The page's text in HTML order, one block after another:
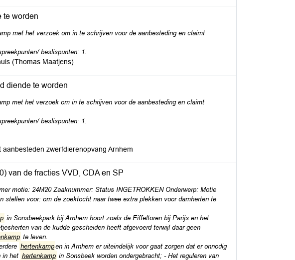
te worden
met het verzoek om in te schrijven voor de aanbesteding en claimt
beslispunten: 1.
(Thomas Maatjens)
diende te worden
met het verzoek om in te schrijven voor de aanbesteding en claimt
beslispunten: 1.
zwerfdierenopvang Arnhem
van de fracties VVD, CDA en SP
motie: 24M20 Zaaknummer: Status INGETROKKEN Onderwerp: Motie
stellen voor: om de zoektocht naar twee extra plekken voor damherten te
in Sonsbeekpark bij Arnhem hoort zoals de Eiffeltoren bij Parijs en het
van de kudde gescheiden heeft afgevoerd terwijl daar geen
te leven.
hertenkampen in Arnhem er uiteindelijk voor gaat zorgen dat er onnodig
in het hertenkamp in Sonsbeek worden ondergebracht; - Het reguleren van